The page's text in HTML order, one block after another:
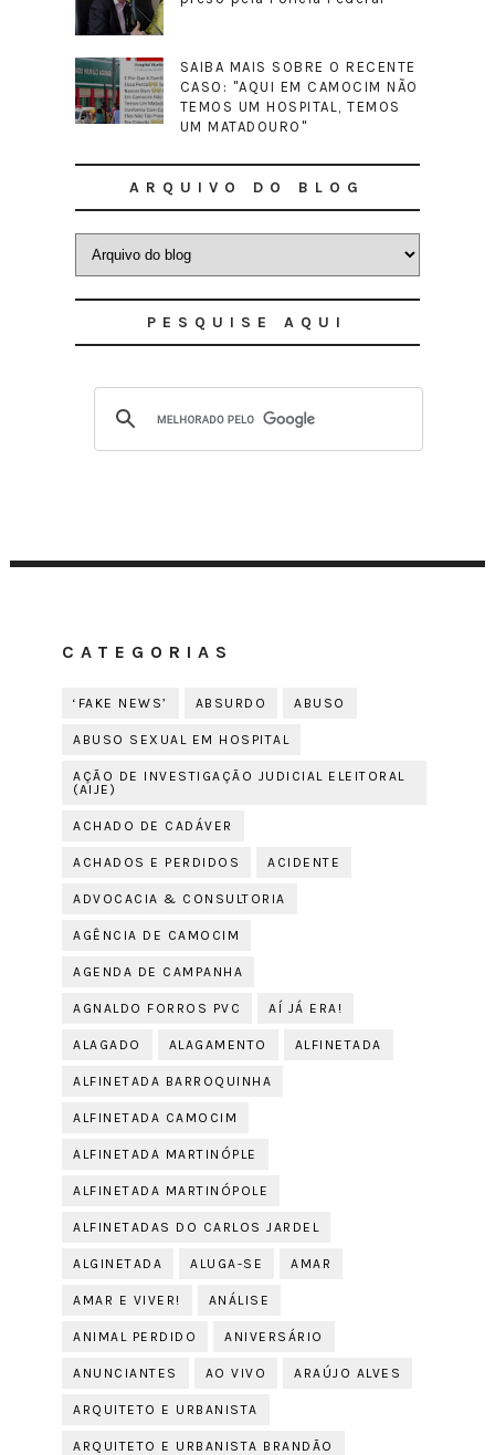
SAIBA MAIS SOBRE O RECENTE
CASO: "AQUI EM CAMOCIM NÃO
TEMOS UM HOSPITAL, TEMOS
UM MATADOURO"
ARQUIVO DO BLOG
PESQUISE AQUI
CATEGORIAS
‘FAKE NEWS’ ABSURDO ABUSO
ABUSO SEXUAL EM HOSPITAL
AÇÃO DE INVESTIGAÇÃO JUDICIAL ELEITORAL
(AIJE)
ACHADO DE CADÁVER
ACHADOS E PERDIDOS ACIDENTE
ADVOCACIA & CONSULTORIA
AGÊNCIA DE CAMOCIM
AGENDA DE CAMPANHA
AGNALDO FORROS PVC AÍ JÁ ERA!
ALAGADO ALAGAMENTO ALFINETADA
ALFINETADA BARROQUINHA
ALFINETADA CAMOCIM
ALFINETADA MARTINÓPLE
ALFINETADA MARTINÓPOLE
ALFINETADAS DO CARLOS JARDEL
ALGINETADA ALUGA-SE AMAR
AMAR E VIVER! ANÁLISE
ANIMAL PERDIDO ANIVERSÁRIO
ANUNCIANTES AO VIVO ARAÚJO ALVES
ARQUITETO E URBANISTA
ARQUITETO E URBANISTA BRANDÃO